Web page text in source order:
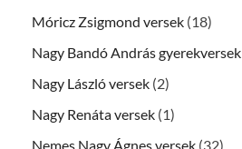
Móricz Zsigmond versek (18)
Nagy Bandó András gyerekversek
Nagy László versek (2)
Nagy Renáta versek (1)
Nemes Nagy Ágnes versek (32)